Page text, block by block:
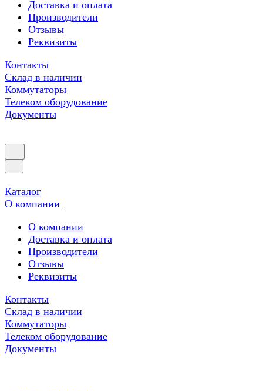
Доставка и оплата
Производители
Отзывы
Реквизиты
Контакты
Склад в наличии
Коммутаторы
Телеком оборудование
Документы
Каталог
О компании
О компании
Доставка и оплата
Производители
Отзывы
Реквизиты
Контакты
Склад в наличии
Коммутаторы
Телеком оборудование
Документы